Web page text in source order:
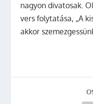
nagyon divatosak.
vers folytatása, „A
akkor